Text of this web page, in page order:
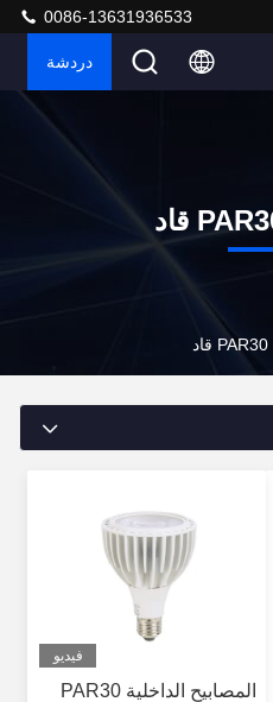
0086-13631936533
دردشة
فيديو
المصابيح الداخلية PAR30